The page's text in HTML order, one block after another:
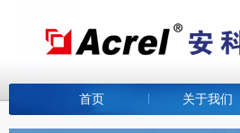
首页 关于我们